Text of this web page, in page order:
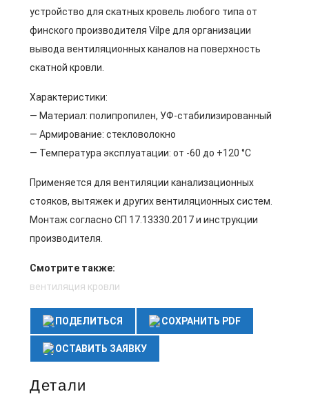
устройство для скатных кровель любого типа от
финского производителя Vilpe для организации
вывода вентиляционных каналов на поверхность
скатной кровли.
Характеристики:
— Материал: полипропилен, УФ-стабилизированный
— Армирование: стекловолокно
— Температура эксплуатации: от -60 до +120 °C
Применяется для вентиляции канализационных
стояков, вытяжек и других вентиляционных систем.
Монтаж согласно СП 17.13330.2017 и инструкции
производителя.
Смотрите также:
вентиляция кровли
ПОДЕЛИТЬСЯ СОХРАНИТЬ PDF
ОСТАВИТЬ ЗАЯВКУ
Детали